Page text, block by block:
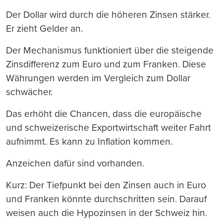
Der Dollar wird durch die höheren Zinsen stärker.
Er zieht Gelder an.
Der Mechanismus funktioniert über die steigende
Zinsdifferenz zum Euro und zum Franken. Diese
Währungen werden im Vergleich zum Dollar
schwächer.
Das erhöht die Chancen, dass die europäische
und schweizerische Exportwirtschaft weiter Fahrt
aufnimmt. Es kann zu Inflation kommen.
Anzeichen dafür sind vorhanden.
Kurz: Der Tiefpunkt bei den Zinsen auch in Euro
und Franken könnte durchschritten sein. Darauf
weisen auch die Hypozinsen in der Schweiz hin.